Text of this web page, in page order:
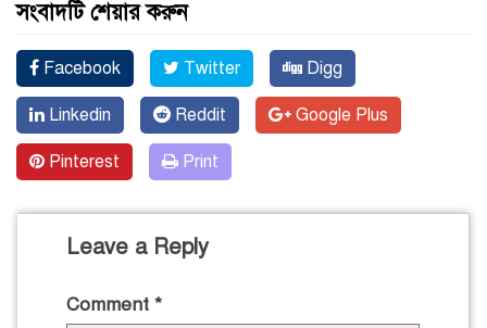
সংবাদটি শেয়ার করুন
Facebook Twitter Digg
Linkedin Reddit Google Plus
Pinterest Print
Leave a Reply
Comment *